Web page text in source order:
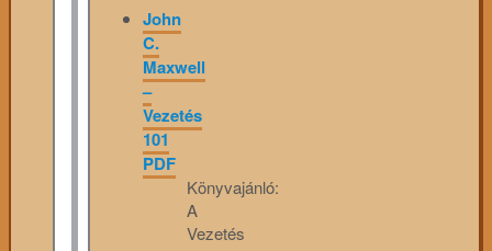
John
C.
Maxwell
–
Vezetés
101
PDF
Könyvajánló:
A
Vezetés